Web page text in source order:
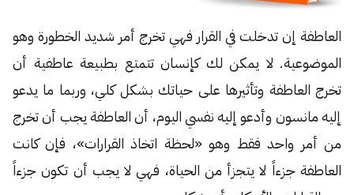
العاطفة إن تدخلت في القرار فهي تخرج أمر شديد الخطورة وهو
الموضوعية. لا يمكن لك كإنسان تتمتع بطبيعة عاطفية أن
تخرج العاطفة وتأثيرها على حياتك بشكل كلي، وربما ما يدعو
إليه مانسون وأدعو إليه نفسي اليوم، أن العاطفة يجب أن تخرج
من أمر واحد فقط وهو «لحظة اتخاذ القرارات»، فإن كانت
العاطفة جزءاً لا يتجزأ من الحياة، فهي لا يجب أن تكون جزءاً